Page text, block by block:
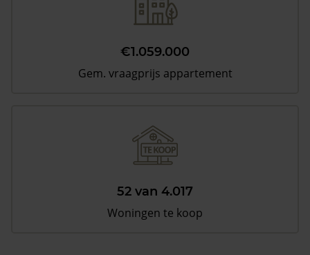
€1.059.000
Gem. vraagprijs appartement
52 van 4.017
Woningen te koop